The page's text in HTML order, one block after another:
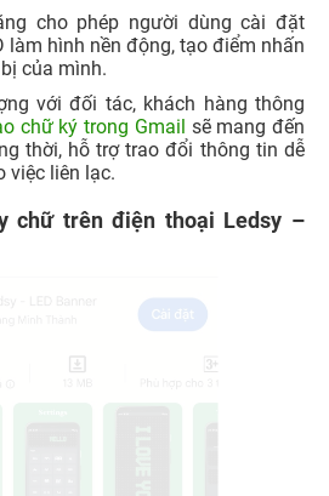
cho phép người dùng cài đặt
làm hình nền động, tạo điểm nhấn
của mình.
với đối tác, khách hàng thông
chữ ký trong Gmail sẽ mang đến
thời, hỗ trợ trao đổi thông tin dễ
việc liên lạc.
chữ trên điện thoại Ledsy –